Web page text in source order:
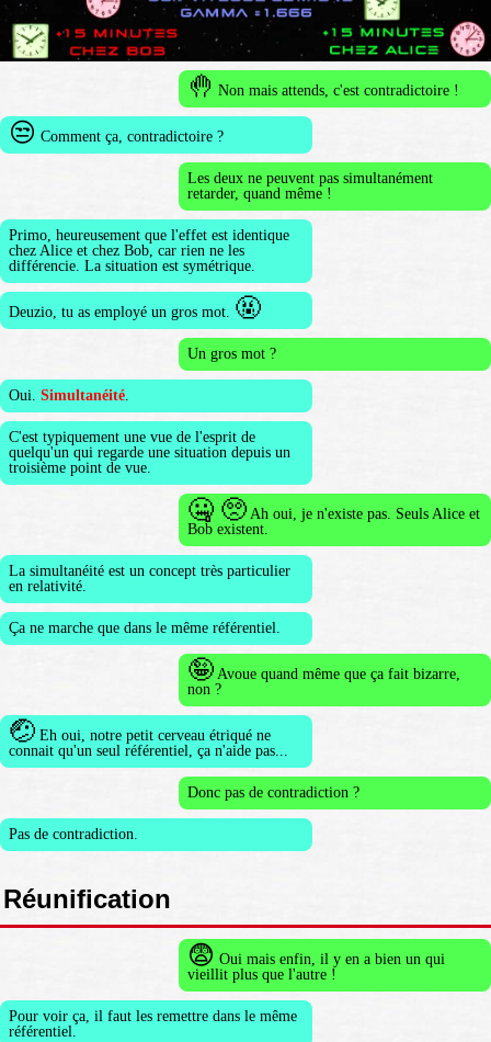
🤚 Non mais attends, c'est contradictoire !
😒 Comment ça, contradictoire ?
Les deux ne peuvent pas simultanément
retarder, quand même !
Primo, heureusement que l'effet est identique
chez Alice et chez Bob, car rien ne les
différencie. La situation est symétrique.
Deuzio, tu as employé un gros mot. 🤬
Un gros mot ?
Oui. Simultanéité.
C'est typiquement une vue de l'esprit de
quelqu'un qui regarde une situation depuis un
troisième point de vue.
🤐 🥺 Ah oui, je n'existe pas. Seuls Alice et
Bob existent.
La simultanéité est un concept très particulier
en relativité.
Ça ne marche que dans le même référentiel.
🤪 Avoue quand même que ça fait bizarre,
non ?
🤕 Eh oui, notre petit cerveau étriqué ne
connait qu'un seul référentiel, ça n'aide pas...
Donc pas de contradiction ?
Pas de contradiction.
Réunification
😨 Oui mais enfin, il y en a bien un qui
vieillit plus que l'autre !
Pour voir ça, il faut les remettre dans le même
référentiel.